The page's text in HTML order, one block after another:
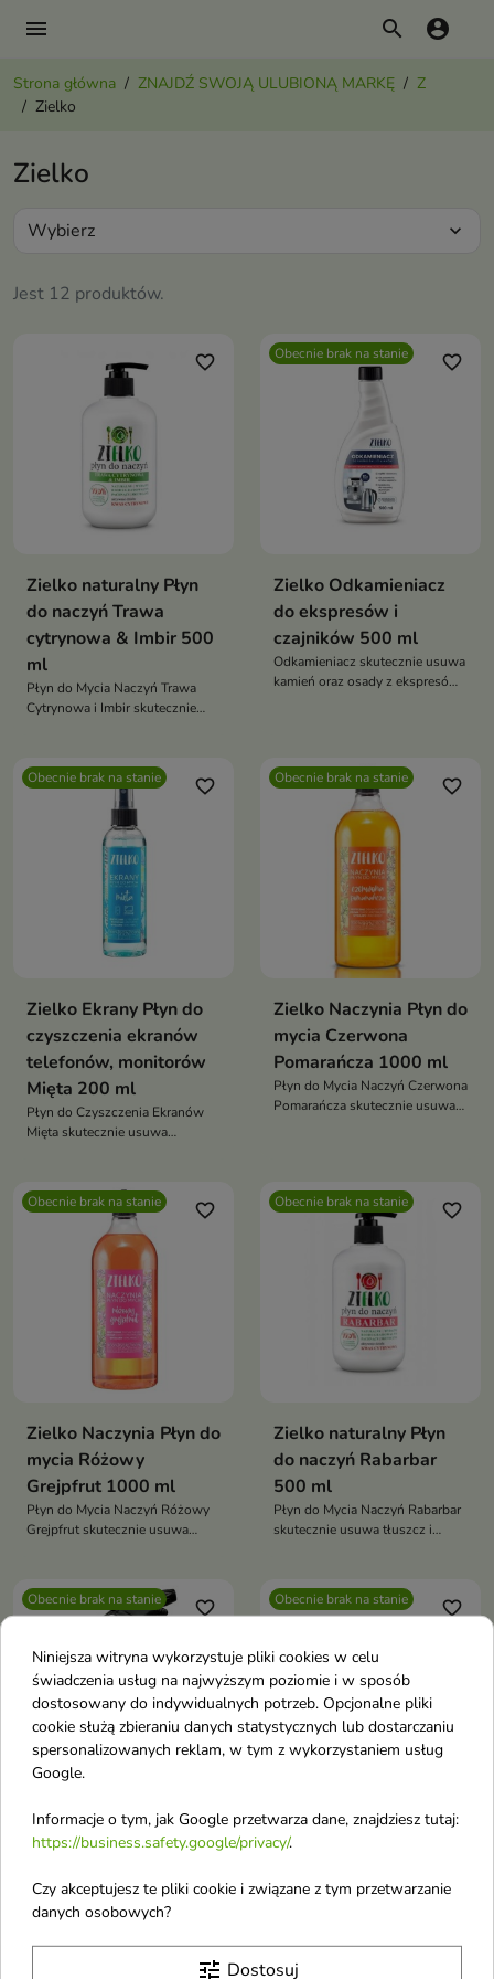
menu search account_circle
Strona główna ZNAJDŹ SWOJĄ ULUBIONĄ MARKĘ
Z
Zielko
Zielko
Jest 12 produktów.
Wybierz expand_more
favorite_border
Zielko naturalny Płyn
do naczyń Trawa
cytrynowa & Imbir 500
ml
Płyn do Mycia Naczyń Trawa
Cytrynowa i Imbir skutecznie
czyste, lśniące i wolne od
zacieków. Jednocześnie jest
delikatny dla dłoni i przyjazny
dla środowiska
Obecnie brak na stanie favorite_border
Zielko Odkamieniacz
do ekspresów i
czajników 500 ml
Odkamieniacz skutecznie usuwa
kamień oraz osady z ekspresów
przygotowywanych napojów
Obecnie brak na stanie favorite_border
Zielko Ekrany Płyn do
czyszczenia ekranów
telefonów, monitorów
Mięta 200 ml
Płyn do Czyszczenia Ekranów
Mięta skutecznie usuwa
powierzchni szklanych,
pozostawiając je idealnie czyste
i świeże na dłużej
Obecnie brak na stanie favorite_border
Zielko Naczynia Płyn do
mycia Czerwona
Pomarańcza 1000 ml
Płyn do Mycia Naczyń Czerwona
Pomarańcza skutecznie usuwa
oraz przyjazny dla środowiska
Obecnie brak na stanie favorite_border
Zielko Naczynia Płyn do
mycia Różowy
Grejpfrut 1000 ml
Płyn do Mycia Naczyń Różowy
Grejpfrut skutecznie usuwa
lśniące i wolne od zacieków.
Biodegradowalna formuła jest
zapewnia świeży, cytrusowy
zapach podczas zmywania
Obecnie brak na stanie favorite_border
Zielko naturalny Płyn
do naczyń Rabarbar
500 ml
Płyn do Mycia Naczyń Rabarbar
skutecznie usuwa tłuszcz i
zacieków. Jednocześnie jest
delikatny dla skóry dłoni i
Obecnie brak na stanie favorite_border
Zielko naturalny Płyn
do czyszczenia kuchni
Mango-Brzoskwinia
500 ml
Obecnie brak na stanie favorite_border
Zielko naturalny Pasta
czyszcząca Karambola
500 g
zabrudzeń w kuchni, łazience
oraz pomieszczeniach
Niniejsza witryna wykorzystuje pliki cookies w celu
świadczenia usług na najwyższym poziomie i w sposób
dostosowany do indywidualnych potrzeb. Opcjonalne pliki
cookie służą zbieraniu danych statystycznych lub dostarczaniu
spersonalizowanych reklam, w tym z wykorzystaniem usług
Google.
Informacje o tym, jak Google przetwarza dane, znajdziesz tutaj:
https://business.safety.google/privacy/.
Czy akceptujesz te pliki cookie i związane z tym przetwarzanie
danych osobowych?
tune Dostosuj